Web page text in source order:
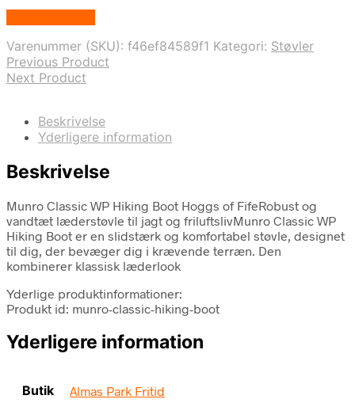
Varenummer (SKU): f46ef84589f1 Kategori: Støvler
Previous Product
Next Product
Beskrivelse
Yderligere information
Beskrivelse
Munro Classic WP Hiking Boot Hoggs of FifeRobust og
vandtæt læderstøvle til jagt og friluftslivMunro Classic WP
Hiking Boot er en slidstærk og komfortabel støvle, designet
til dig, der bevæger dig i krævende terræn. Den
kombinerer klassisk læderlook
Yderlige produktinformationer:
Produkt id: munro-classic-hiking-boot
Yderligere information
Butik Almas Park Fritid